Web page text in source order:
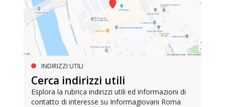
INDIRIZZI UTILI
Cerca indirizzi utili
Esplora la rubrica indirizzi utili ed informazioni di
contatto di interesse su Informagiovani Roma